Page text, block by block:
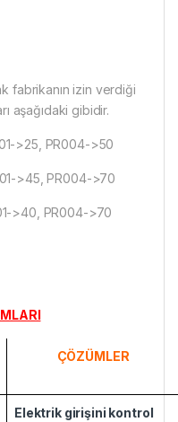
fabrikanın izin verdiği
aşağıdaki gibidir.
>25, PR004->50
>45, PR004->70
>40, PR004->70
ÇÖZÜMLER
Elektrik girişini kontrol